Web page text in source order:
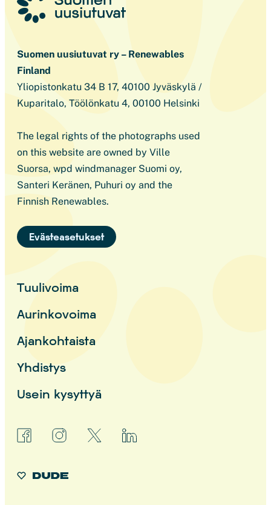
Suomen uusiutuvat ry – Renewables
Finland
Yliopistonkatu 34 B 17, 40100 Jyväskylä /
Kuparitalo, Töölönkatu 4, 00100 Helsinki
The legal rights of the photographs used
on this website are owned by Ville
Suorsa, wpd windmanager Suomi oy,
Santeri Keränen, Puhuri oy and the
Finnish Renewables.
Evästeasetukset
Tuulivoima
Aurinkovoima
Ajankohtaista
Yhdistys
Usein kysyttyä
facebookinstagram linkedin